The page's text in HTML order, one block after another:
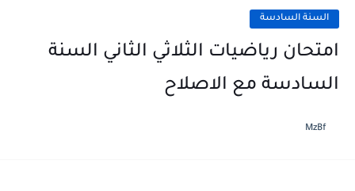
السنة السادسة
امتحان رياضيات الثلاثي الثاني السنة
السادسة مع الاصلاح
MzBf